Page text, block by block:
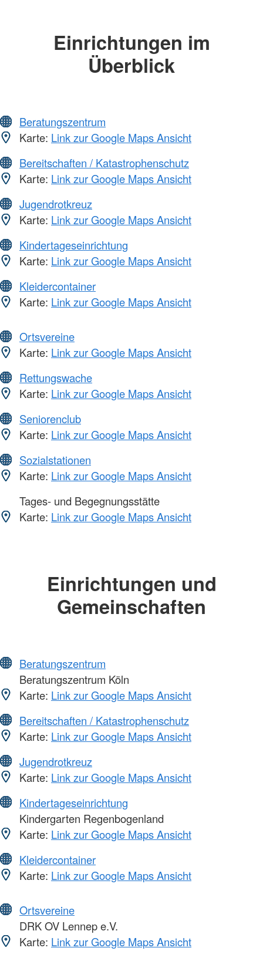
Einrichtungen im
Überblick
Beratungszentrum
Karte: Link zur Google Maps Ansicht
Bereitschaften / Katastrophenschutz
Karte: Link zur Google Maps Ansicht
Jugendrotkreuz
Karte: Link zur Google Maps Ansicht
Kindertageseinrichtung
Karte: Link zur Google Maps Ansicht
Kleidercontainer
Karte: Link zur Google Maps Ansicht
Ortsvereine
Karte: Link zur Google Maps Ansicht
Rettungswache
Karte: Link zur Google Maps Ansicht
Seniorenclub
Karte: Link zur Google Maps Ansicht
Sozialstationen
Karte: Link zur Google Maps Ansicht
Tages- und Begegnungsstätte
Karte: Link zur Google Maps Ansicht
Einrichtungen und
Gemeinschaften
Beratungszentrum
Beratungszentrum Köln
Karte: Link zur Google Maps Ansicht
Bereitschaften / Katastrophenschutz
Karte: Link zur Google Maps Ansicht
Jugendrotkreuz
Karte: Link zur Google Maps Ansicht
Kindertageseinrichtung
Kindergarten Regenbogenland
Karte: Link zur Google Maps Ansicht
Kleidercontainer
Karte: Link zur Google Maps Ansicht
Ortsvereine
DRK OV Lennep e.V.
Karte: Link zur Google Maps Ansicht